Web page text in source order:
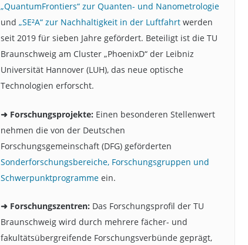
„QuantumFrontiers“ zur Quanten- und Nanometrologie
und„SE²A“ zur Nachhaltigkeit in der Luftfahrt werden
seit 2019 für sieben Jahre gefördert. Beteiligt ist die TU
Braunschweig am Cluster „PhoenixD“ der Leibniz
Universität Hannover (LUH), das neue optische
Technologien erforscht.
➜ Forschungsprojekte: Einen besonderen Stellenwert
nehmen die von der Deutschen
Forschungsgemeinschaft (DFG) geförderten
Sonderforschungsbereiche, Forschungsgruppen und
Schwerpunktprogramme ein.
➜ Forschungszentren: Das Forschungsprofil der TU
Braunschweig wird durch mehrere fächer- und
fakultätsübergreifende Forschungsverbünde geprägt,